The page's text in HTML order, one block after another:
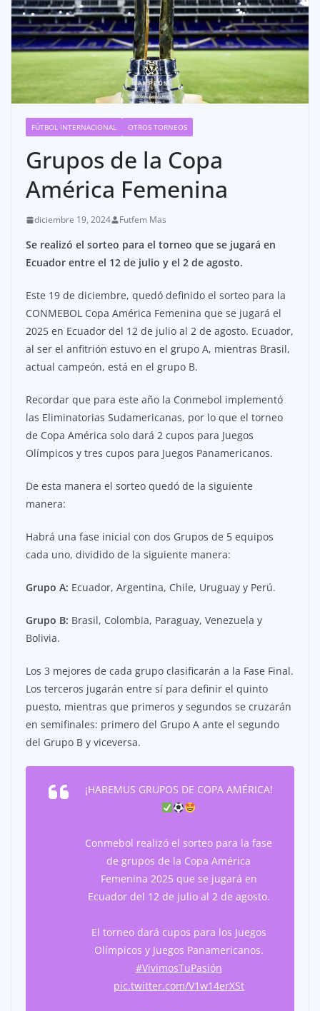
FÚTBOL INTERNACIONAL OTROS TORNEOS
Grupos de la Copa
América Femenina
diciembre 19, 2024 Futfem Mas
Se realizó el sorteo para el torneo que se jugará en
Ecuador entre el 12 de julio y el 2 de agosto.
Este 19 de diciembre, quedó definido el sorteo para la
CONMEBOL Copa América Femenina que se jugará el
2025 en Ecuador del 12 de julio al 2 de agosto. Ecuador,
al ser el anfitrión estuvo en el grupo A, mientras Brasil,
actual campeón, está en el grupo B.
Recordar que para este año la Conmebol implementó
las Eliminatorias Sudamericanas, por lo que el torneo
de Copa América solo dará 2 cupos para Juegos
Olímpicos y tres cupos para Juegos Panamericanos.
De esta manera el sorteo quedó de la siguiente
manera:
Habrá una fase inicial con dos Grupos de 5 equipos
cada uno, dividido de la siguiente manera:
Grupo A: Ecuador, Argentina, Chile, Uruguay y Perú.
Grupo B: Brasil, Colombia, Paraguay, Venezuela y
Bolivia.
Los 3 mejores de cada grupo clasificarán a la Fase Final.
Los terceros jugarán entre sí para definir el quinto
puesto, mientras que primeros y segundos se cruzarán
en semifinales: primero del Grupo A ante el segundo
del Grupo B y viceversa.
¡HABEMUS GRUPOS DE COPA AMÉRICA!
Conmebol realizó el sorteo para la fase
de grupos de la Copa América
Femenina 2025 que se jugará en
Ecuador del 12 de julio al 2 de agosto.
El torneo dará cupos para los Juegos
Olímpicos y Juegos Panamericanos.
#VivimosTuPasión
pic.twitter.com/V1w14erXSt